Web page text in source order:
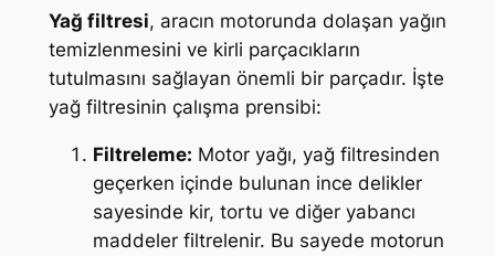
Yağ filtresi, aracın motorunda dolaşan yağın
temizlenmesini ve kirli parçacıkların
tutulmasını sağlayan önemli bir parçadır. İşte
yağ filtresinin çalışma prensibi:
Filtreleme: Motor yağı, yağ filtresinden
geçerken içinde bulunan ince delikler
sayesinde kir, tortu ve diğer yabancı
maddeler filtrelenir. Bu sayede motorun